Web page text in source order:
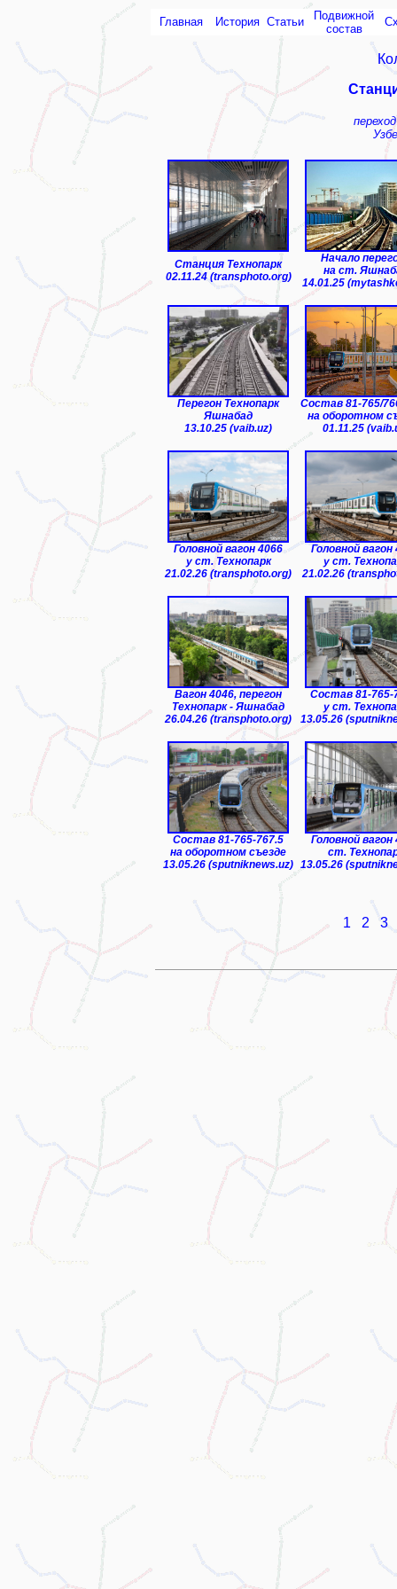
Главная История Статьи
Подвижной
состав
Станция Технопарк
02.11.24 (transphoto.org)
Начало
на ст.
14.01.25
Перегон Технопарк
Яшнабад
13.10.25 (vaib.uz)
Состав 81-765/
на оборотном
01.11.25
Головной вагон 4066
у ст. Технопарк
21.02.26 (transphoto.org)
Головной вагон
у ст.
21.02.26
Вагон 4046, перегон
Технопарк - Яшнабад
26.04.26 (transphoto.org)
Состав 81-765-
у ст.
13.05.26
Состав 81-765-767.5
на оборотном съезде
13.05.26 (sputniknews.uz)
Головной вагон
ст.
13.05.26
1 2 3